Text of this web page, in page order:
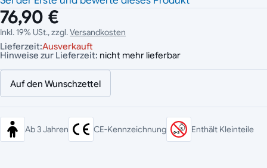
76,90 €
Inkl. 19% USt., zzgl.Versandkosten
Lieferzeit:Ausverkauft
Hinweise zur Lieferzeit: nicht mehr lieferbar
Auf den Wunschzettel
Ab 3 Jahren CE-Kennzeichnung Enthält Kleinteile